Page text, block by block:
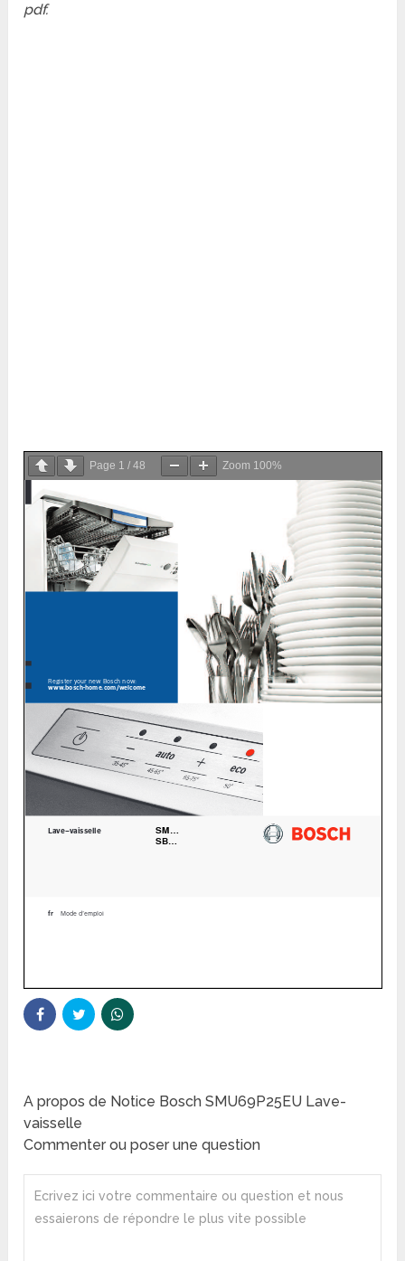
pdf.
Page 1 /48 Zoom 100%
A propos de Notice Bosch SMU69P25EU Lave-
vaisselle
Commenter ou poser une question